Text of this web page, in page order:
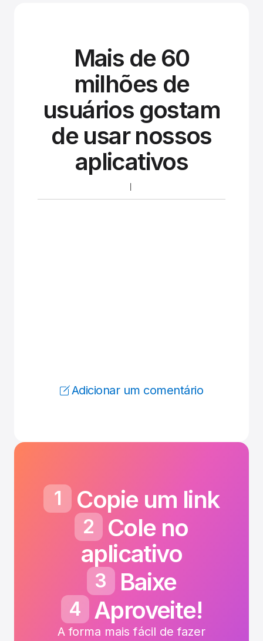
Mais de 60
milhões de
usuários gostam
de usar nossos
aplicativos
Adicionar um comentário
1 Copie um link
2
Cole no
aplicativo
3 Baixe
4 Aproveite!
A forma mais fácil de fazer